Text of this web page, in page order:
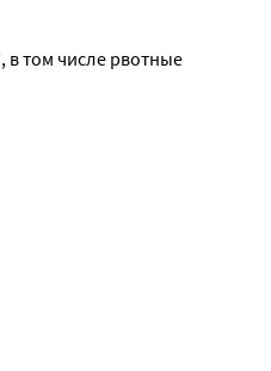
том числе рвотные